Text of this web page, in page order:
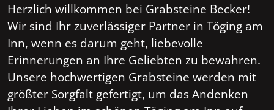
Herzlich willkommen bei Grabsteine Becker!
Wir sind Ihr zuverlässiger Partner in Töging am
Inn, wenn es darum geht, liebevolle
Erinnerungen an Ihre Geliebten zu bewahren.
Unsere hochwertigen Grabsteine werden mit
größter Sorgfalt gefertigt, um das Andenken